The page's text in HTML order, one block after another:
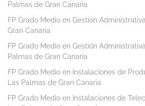
Palmas de Gran Canaria
FP Grado Medio en Gestión
Gran Canaria
FP Grado Medio en Gestión
Palmas de Gran Canaria
FP Grado Medio en Instalaciones de
Las Palmas de Gran Canaria
FP Grado Medio en Instalaciones de